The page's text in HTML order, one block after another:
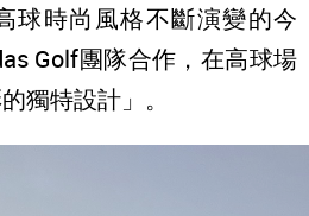
球時尚風格不斷演變的今
Golf團隊合作，在高球場
獨特設計」。